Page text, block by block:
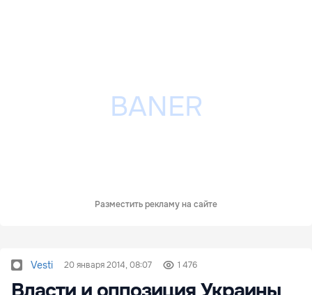
Разместить рекламу на сайте
Vesti 20 января 2014, 08:07 1 476